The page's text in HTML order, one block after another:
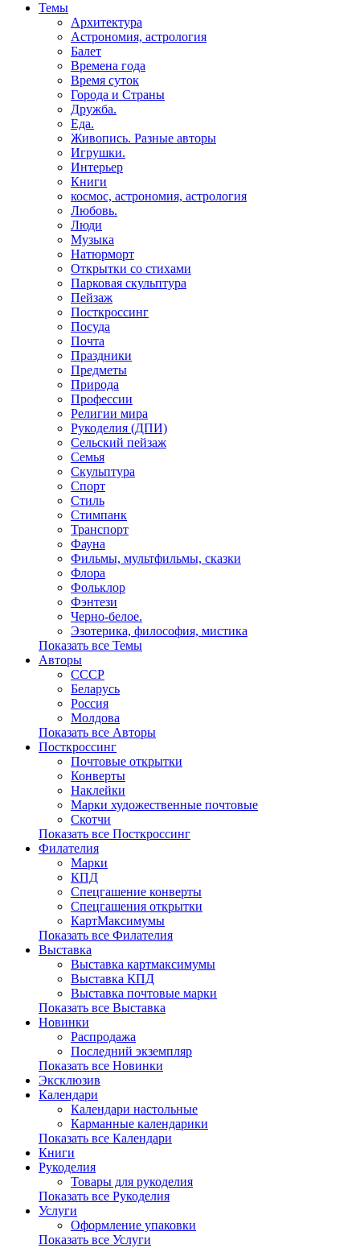
Темы
Архитектура
Астрономия, астрология
Балет
Времена года
Время суток
Города и Страны
Дружба.
Еда.
Живопись. Разные авторы
Игрушки.
Интерьер
Книги
космос, астрономия, астрология
Любовь.
Люди
Музыка
Натюрморт
Открытки со стихами
Парковая скульптура
Пейзаж
Посткроссинг
Посуда
Почта
Праздники
Предметы
Природа
Профессии
Религии мира
Рукоделия (ДПИ)
Сельский пейзаж
Семья
Скульптура
Спорт
Стиль
Стимпанк
Транспорт
Фауна
Фильмы, мультфильмы, сказки
Флора
Фольклор
Фэнтези
Черно-белое.
Эзотерика, философия, мистика
Показать все Темы
Авторы
СССР
Беларусь
Россия
Молдова
Показать все Авторы
Посткроссинг
Почтовые открытки
Конверты
Наклейки
Марки художественные почтовые
Скотчи
Показать все Посткроссинг
Филателия
Марки
КПД
Спецгашение конверты
Спецгашения открытки
КартМаксимумы
Показать все Филателия
Выставка
Выставка картмаксимумы
Выставка КПД
Выставка почтовые марки
Показать все Выставка
Новинки
Распродажа
Последний экземпляр
Показать все Новинки
Эксклюзив
Календари
Календари настольные
Карманные календарики
Показать все Календари
Книги
Рукоделия
Товары для рукоделия
Показать все Рукоделия
Услуги
Оформление упаковки
Показать все Услуги